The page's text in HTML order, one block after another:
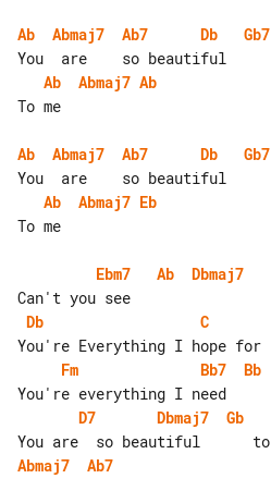
Ab Abmaj7 Ab7 Db
Gb7
Ab
Abmaj7 Ab
To me
Ab Abmaj7 Ab7 Db Gb7
Ab
Abmaj7 Eb
To me
Ebm7 Ab
Dbmaj7
Db
C
Fm
Bb7 Bb
D7
Dbmaj7 Gb
Abmaj7
Ab7